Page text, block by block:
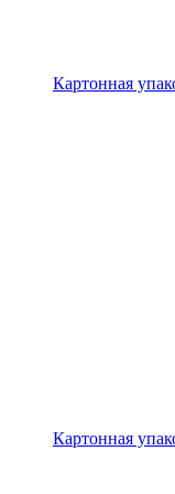
Картонная
Картонная